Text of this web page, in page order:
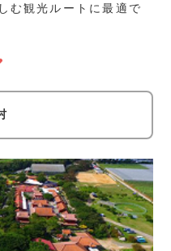
む観光ルートに最適で